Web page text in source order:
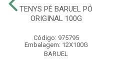
TENYS PÉ BARUEL PÓ
ORIGINAL 100G
Código: 975795
Embalagem: 12X100G
BARUEL